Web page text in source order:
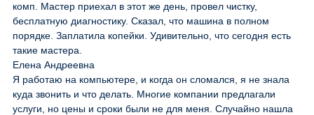
комп. Мастер приехал в этот же день, провел чистку,
бесплатную диагностику. Сказал, что машина в полном
порядке. Заплатила копейки. Удивительно, что сегодня есть
такие мастера.
Елена Андреевна
Я работаю на компьютере, и когда он сломался, я не знала
куда звонить и что делать. Многие компании предлагали
услуги, но цены и сроки были не для меня. Случайно нашла